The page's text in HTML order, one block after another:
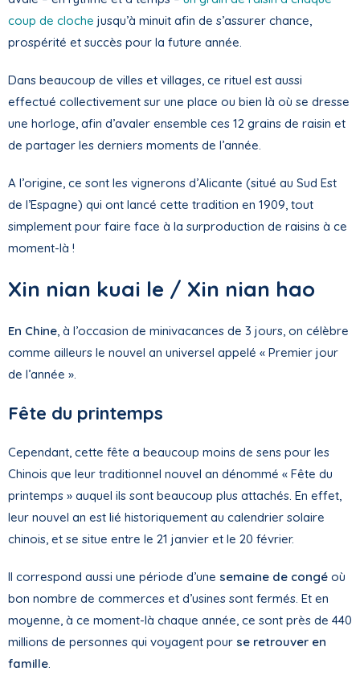
coup de cloche jusqu’à minuit afin de s’assurer chance,
prospérité et succès pour la future année.
Dans beaucoup de villes et villages, ce rituel est aussi
effectué collectivement sur une place ou bien là où se dresse
une horloge, afin d’avaler ensemble ces 12 grains de raisin et
de partager les derniers moments de l’année.
A l’origine, ce sont les vignerons d’Alicante (situé au Sud Est
de l’Espagne) qui ont lancé cette tradition en 1909, tout
simplement pour faire face à la surproduction de raisins à ce
moment-là !
Xin nian kuai le / Xin nian hao
En Chine, à l’occasion de minivacances de 3 jours, on célèbre
comme ailleurs le nouvel an universel appelé « Premier jour
de l’année ».
Fête du printemps
Cependant, cette fête a beaucoup moins de sens pour les
Chinois que leur traditionnel nouvel an dénommé « Fête du
printemps » auquel ils sont beaucoup plus attachés. En effet,
leur nouvel an est lié historiquement au calendrier solaire
chinois, et se situe entre le 21 janvier et le 20 février.
Il correspond aussi une période d’une semaine de congé où
bon nombre de commerces et d’usines sont fermés. Et en
moyenne, à ce moment-là chaque année, ce sont près de 440
millions de personnes qui voyagent pour se retrouver en
famille.